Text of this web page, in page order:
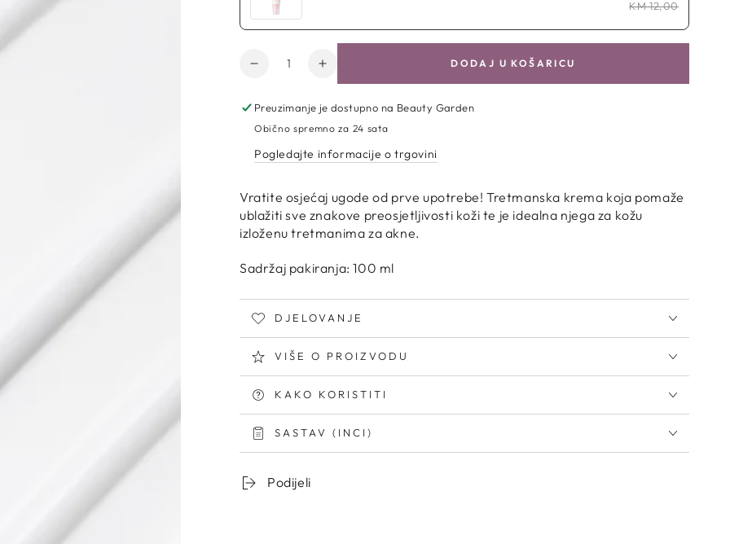
Otvorite
medij
u
KM 12,00
Količina
Smanji
za
Purito
|
Bamboo
Panthenol
Cream
Povećaj
količinu
za
Purito
|
Bamboo
Panthenol
Cream
DODAJ U KOŠARICU
Preuzimanje je dostupno na Beauty Garden
Obično spremno za 24 sata
Pogledajte informacije o trgovini
Vratite osjećaj ugode od prve upotrebe! Tretmanska krema koja pomaže
ublažiti sve znakove preosjetljivosti koži te je idealna njega za kožu
izloženu tretmanima za akne.
Sadržaj pakiranja: 100 ml
DJELOVANJE
VIŠE O PROIZVODU
KAKO KORISTITI
SASTAV (INCI)
Podijeli